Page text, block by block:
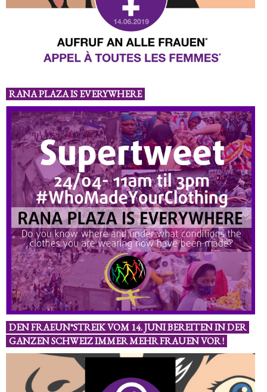
RANA PLAZA IS EVERYWHERE
DEN FRAEUN*STREIK VOM 14. JUNI BEREITEN IN DER
GANZEN SCHWEIZ IMMER MEHR FRAUEN VOR !